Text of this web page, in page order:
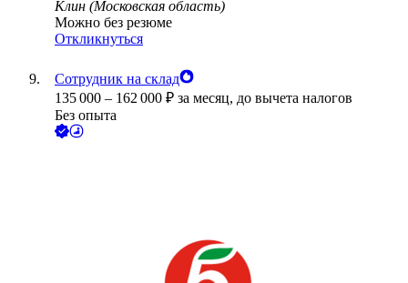
Клин (Московская область)
Можно без резюме
Откликнуться
Сотрудник на склад
135 000 – 162 000 ₽ за месяц, до вычета налогов
Без опыта